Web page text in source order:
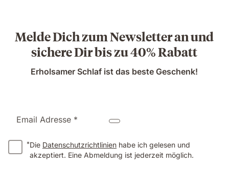
Melde Dich zum Newsletter an und
sichere Dir bis zu 40% Rabatt
Erholsamer Schlaf ist das beste Geschenk!
Email Adresse *
*Die Datenschutzrichtlinien habe ich gelesen und
akzeptiert. Eine Abmeldung ist jederzeit möglich.